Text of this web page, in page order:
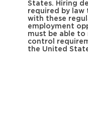
States. Hiring
required by law
with these
employment
must be able
control
the United